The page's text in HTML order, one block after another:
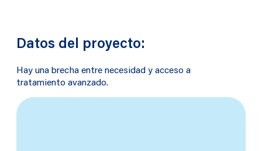
Datos del proyecto:
Hay una brecha entre necesidad yacceso a
tratamiento avanzado.